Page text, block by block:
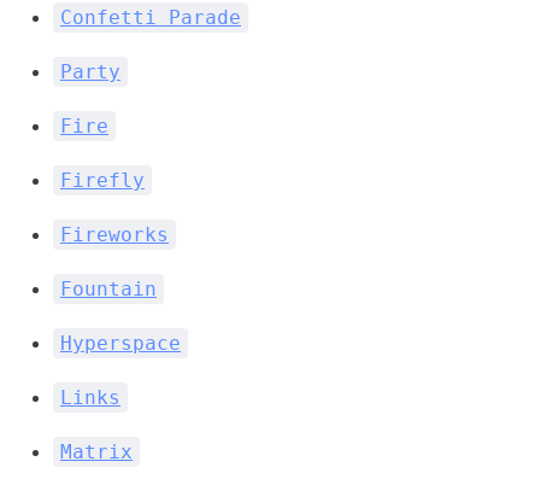
Confetti Parade
Party
Fire
Firefly
Fireworks
Fountain
Hyperspace
Links
Matrix